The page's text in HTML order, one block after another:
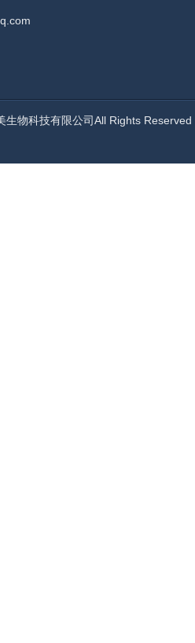
生物科技有限公司All Rights